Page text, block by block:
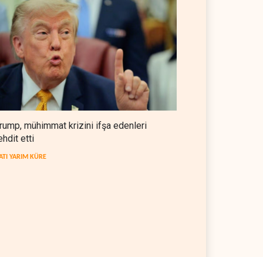
BATI YARIM KÜRE 06 Ağustos 2026
mühimmat krizini ifşa edenleri
etti
YARIM KÜRE